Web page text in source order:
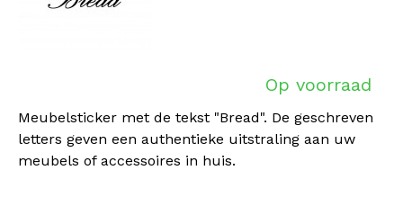
Op voorraad
Meubelsticker met de tekst "Bread". De geschreven
letters geven een authentieke uitstraling aan uw
meubels of accessoires in huis.